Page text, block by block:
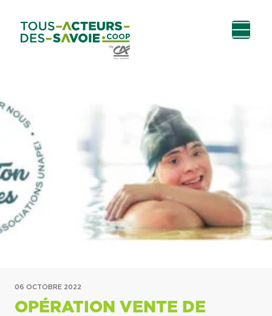
contenu
principal
06 OCTOBRE 2022
OPÉRATION VENTE DE